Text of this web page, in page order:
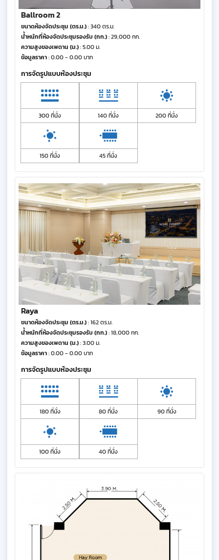
Ballroom 2
ขนาดห้องจัดประชุม (ตร.ม.): 340 ตร.ม.
น้ำหนักที่ห้องจัดประชุมรองรับ (กก.): 29,000 กก.
ความสูงของเพดาน (ม.): 5.00 ม.
ข้อมูลราคา: 0.00 - 0.00 บาท
การจัดรูปแบบห้องประชุม
300 ที่นั่ง 140 ที่นั่ง 200 ที่นั่ง
150 ที่นั่ง 45 ที่นั่ง
Raya
ขนาดห้องจัดประชุม (ตร.ม.): 162 ตร.ม.
น้ำหนักที่ห้องจัดประชุมรองรับ (กก.): 18,000 กก.
ความสูงของเพดาน (ม.): 3.00 ม.
ข้อมูลราคา: 0.00 - 0.00 บาท
การจัดรูปแบบห้องประชุม
180 ที่นั่ง 80 ที่นั่ง 90 ที่นั่ง
100 ที่นั่ง 40 ที่นั่ง